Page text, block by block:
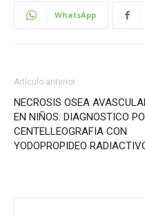
WhatsApp
Artículo anterior
NECROSIS OSEA
EN NIÑOS: DIAGNOSTICO
CENTELLEOGRAFIA CON
YODOPROPIDEO